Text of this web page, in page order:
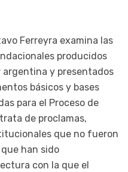
Ferreyra examina las
producidos
y presentados
básicos y bases
para el Proceso de
de proclamas,
que no fueron
han sido
con la que el